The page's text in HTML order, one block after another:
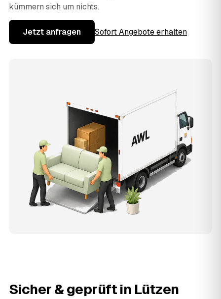
kümmern sich um nichts.
Jetzt anfragen Sofort Angebote erhalten
Sicher & geprüft in Lützen